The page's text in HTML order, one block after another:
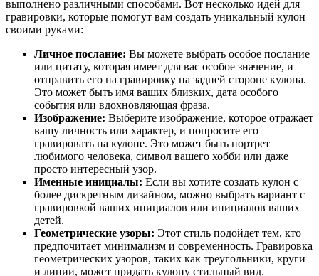
выполнено различными способами. Вот несколько идей для
гравировки, которые помогут вам создать уникальный кулон
своими руками:
Личное послание: Вы можете выбрать особое послание
или цитату, которая имеет для вас особое значение, и
отправить его на гравировку на задней стороне кулона.
Это может быть имя ваших близких, дата особого
события или вдохновляющая фраза.
Изображение: Выберите изображение, которое отражает
вашу личность или характер, и попросите его
гравировать на кулоне. Это может быть портрет
любимого человека, символ вашего хобби или даже
просто интересный узор.
Именные инициалы: Если вы хотите создать кулон с
более дискретным дизайном, можно выбрать вариант с
гравировкой ваших инициалов или инициалов ваших
детей.
Геометрические узоры: Этот стиль подойдет тем, кто
предпочитает минимализм и современность. Гравировка
геометрических узоров, таких как треугольники, круги
и линии, может придать кулону стильный вид.